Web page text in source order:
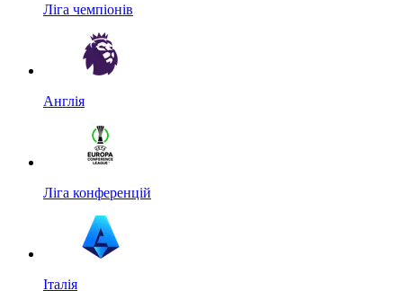
Ліга чемпіонів
Англія
Ліга конференцій
Італія